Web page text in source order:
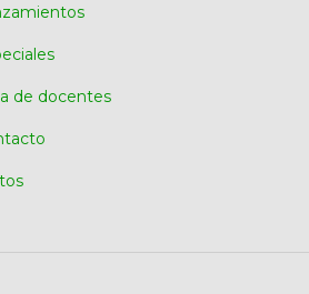
de docentes